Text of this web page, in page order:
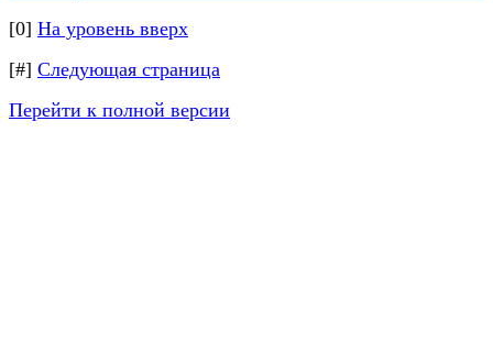
[0] На уровень вверх
[#] Следующая страница
Перейти к полной версии